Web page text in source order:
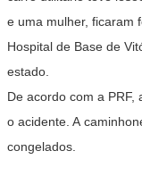
e uma mulher, ficaram
Hospital de Base de
estado.
De acordo com a
o acidente. A
congelados.